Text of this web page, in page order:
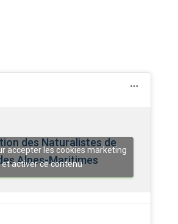
des Naturalistes de
Alpes-Maritimes
accepter les cookies marketing
et activer ce contenu